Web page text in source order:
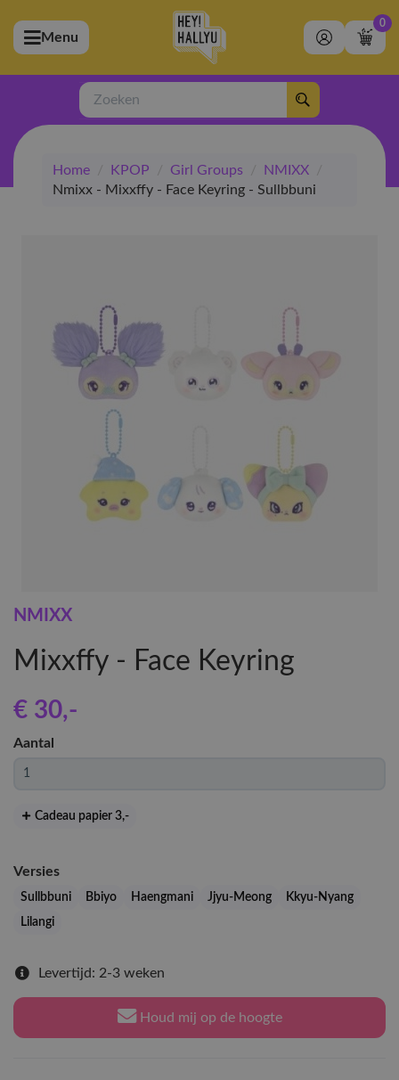
(Artiesten)
(Merchandise)
(Exclusive)
(Winkel)
Menu
0
Zoeken
Home / KPOP / Girl Groups / NMIXX
/
Nmixx - Mixxffy - Face Keyring - Sullbbuni
NMIXX
Mixxffy - Face Keyring
€ 30,-
Aantal
Cadeau papier 3,-
Versies
Sullbbuni Bbiyo Haengmani Jjyu-Meong
Kkyu-Nyang
Lilangi
Levertijd: 2-3 weken
Houd mij op de hoogte